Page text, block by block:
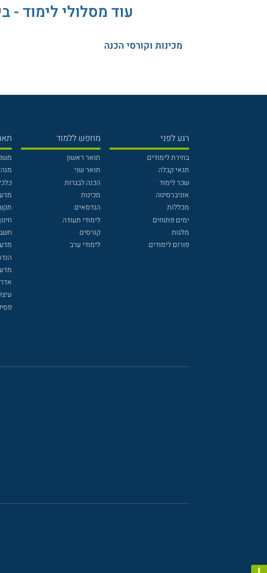
עוד מסלולי לימוד
מכינות וקורסי הכנה
רגע לפני
בחירת לימודים
תנאי קבלה
שכר לימוד
אוניברסיטה
מכללות
ימים פתוחים
מלגות
פורום לימודים
מחפש ללמוד
תואר ראשון
תואר שני
הכנה לבגרות
מכינות
הנדסאים
לימודי תעודה
קורסים
לימודי ערב